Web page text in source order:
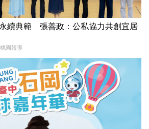
續典範 張善政：公私協力共創宜居
園報導